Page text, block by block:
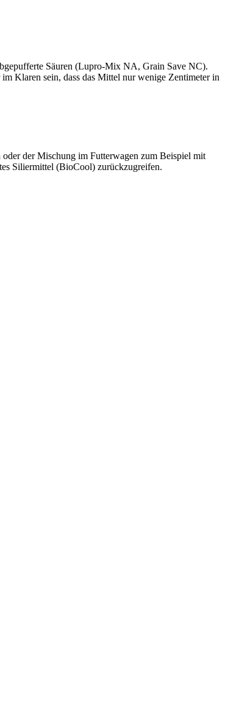
Säuren (Lupro-Mix NA, Grain Save NC).
Klaren sein, dass das Mittel nur wenige Zentimeter in
der Mischung im Futterwagen zum Beispiel mit
Siliermittel (BioCool) zurückzugreifen.